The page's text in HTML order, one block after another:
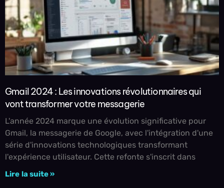
Gmail 2024 : Les innovations révolutionnaires qui
vont transformer votre messagerie
L'année 2024 marque une évolution significative pour
Gmail, la messagerie de Google, avec l'intégration d'une
série d'innovations technologiques transformant
l'expérience utilisateur. Cette refonte s'inscrit dans
Lire la suite »